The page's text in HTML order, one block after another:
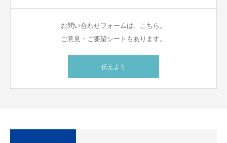
お問い合わせフォームは、こちら。
ご意見・ご要望シートもあります。
伝えよう